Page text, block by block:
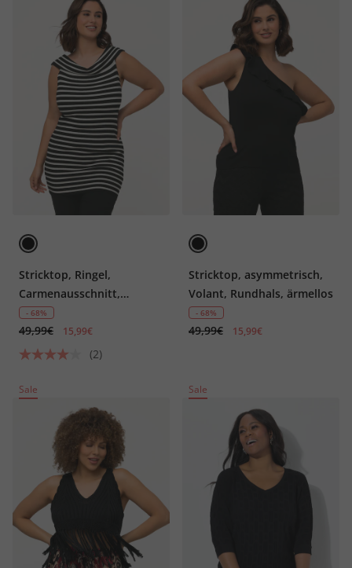
Stricktop, Ringel,
Carmenausschnitt,
ärmellos, schulterfrei
- 68%
49,99€ 15,99€
(2)
Stricktop, asymmetrisch,
Volant, Rundhals, ärmellos
- 68%
49,99€ 15,99€
Sale Sale